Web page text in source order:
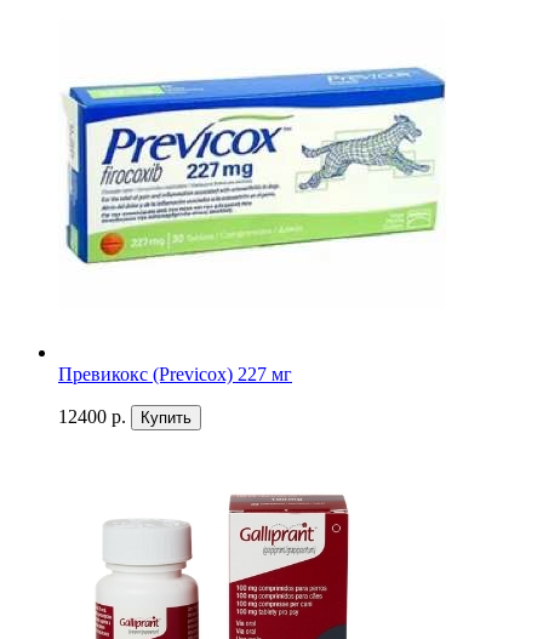
Превикокс (Previcox) 227 мг
12400 р. Купить